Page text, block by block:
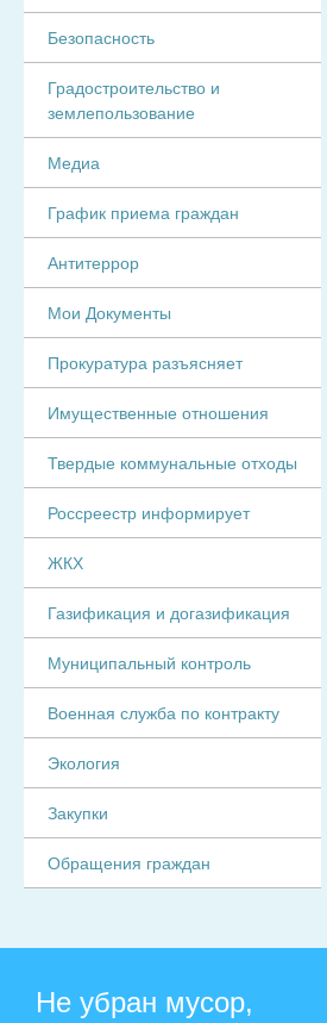
Безопасность
Градостроительство и
землепользование
Медиа
График приема граждан
Антитеррор
Мои Документы
Прокуратура разъясняет
Имущественные отношения
Твердые коммунальные отходы
Россреестр информирует
ЖКХ
Газификация и догазификация
Муниципальный контроль
Военная служба по контракту
Экология
Закупки
Обращения граждан
Не убран мусор,